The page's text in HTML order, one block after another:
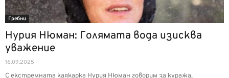
Гребни
Нурия Нюман: Голямата вода изисква
уважение
16.09.2025
С екстремната каякарка Нурия Нюман говорим за куража,